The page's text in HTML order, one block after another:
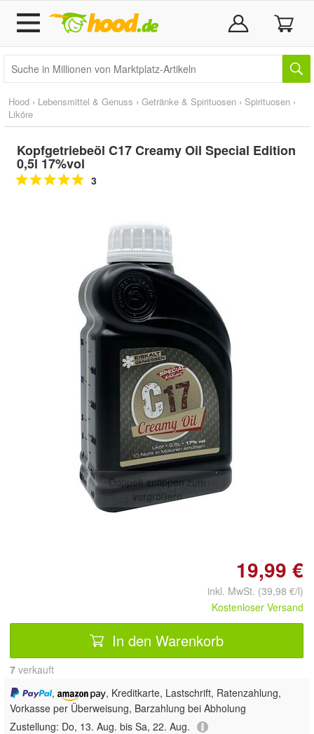
Hood › Lebensmittel & Genuss › Getränke & Spirituosen › Spirituosen ›
Liköre
Kopfgetriebeöl C17 Creamy Oil Special Edition
0,5l 17%vol
3
Doppelt antippen zum
vergrößern
19,99 €
inkl. MwSt. (39,98 €/l)
Kostenloser Versand
In den Warenkorb
7 verkauft
,
, Kreditkarte, Lastschrift, Ratenzahlung,
Vorkasse per Überweisung, Barzahlung bei Abholung
Zustellung: Do, 13. Aug. bis Sa, 22. Aug.